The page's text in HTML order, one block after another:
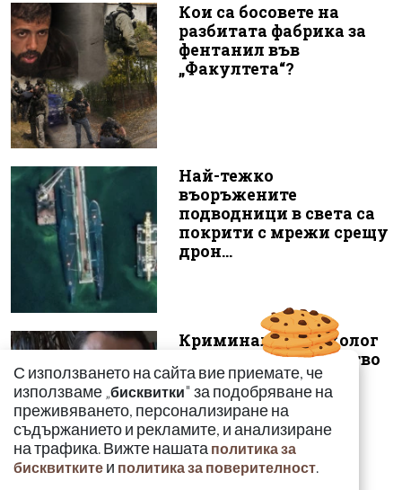
Кои са босовете на
разбитата фабрика за
фентанил във
„Факултета“?
Най-тежко
въоръжените
подводници в света са
покрити с мрежи срещу
дрон...
Криминален психолог
за жестокото убийство
в Пловдив: Групата
престава...
С използването на сайта вие приемате, че
използваме „бисквитки" за подобряване на
преживяването, персонализиране на
съдържанието и рекламите, и анализиране
на трафика. Вижте нашата политика за
бисквитките и политика за поверителност.